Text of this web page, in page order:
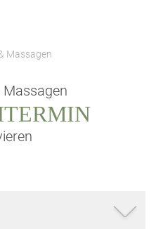
Massagen